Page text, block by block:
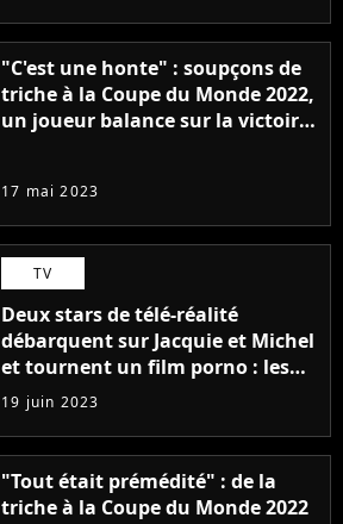
"C'est une honte" : soupçons de
triche à la Coupe du Monde 2022,
un joueur balance sur la victoire
17 mai 2023
TV
Deux stars de télé-réalité
débarquent sur Jacquie et Michel
et tournent un film porno : les
premières images du tournage
(exclu)
19 juin 2023
"Tout était prémédité" : de la
triche à la Coupe du Monde 2022